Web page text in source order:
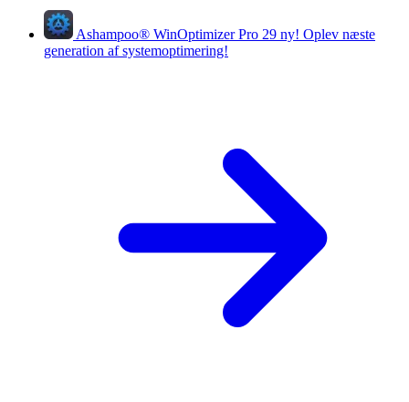
Ashampoo® WinOptimizer Pro 29 ny! Oplev næste
generation af systemoptimering!